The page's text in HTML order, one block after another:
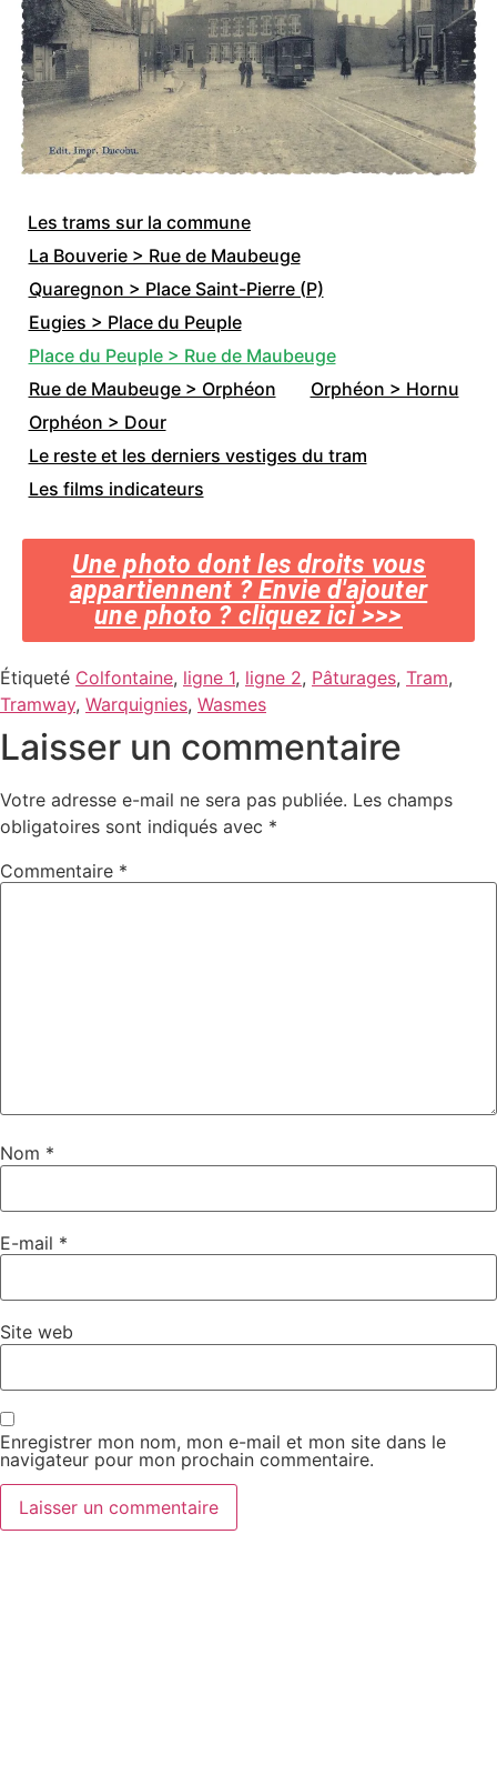
Les trams sur la commune
La Bouverie > Rue de Maubeuge
Quaregnon > Place Saint-Pierre (P)
Eugies > Place du Peuple
Place du Peuple > Rue de Maubeuge
Rue de Maubeuge > Orphéon
Orphéon > Hornu
Orphéon > Dour
Le reste et les derniers vestiges du tram
Les films indicateurs
Une photo dont les droits vous
appartiennent ? Envie d'ajouter
une photo ? cliquez ici >>>
Étiqueté Colfontaine, ligne 1, ligne 2, Pâturages, Tram,
Tramway, Warquignies, Wasmes
Laisser un commentaire
Votre adresse e-mail ne sera pas publiée. Les champs
obligatoires sont indiqués avec *
Commentaire *
Nom *
E-mail *
Site web
Enregistrer mon nom, mon e-mail et mon site dans le
navigateur pour mon prochain commentaire.